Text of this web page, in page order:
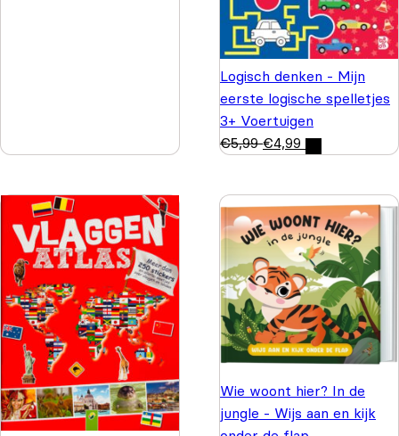
Logisch denken - Mijn
eerste logische spelletjes
3+ Voertuigen
€5,99 €4,99
Wie woont hier? In de
jungle - Wijs aan en kijk